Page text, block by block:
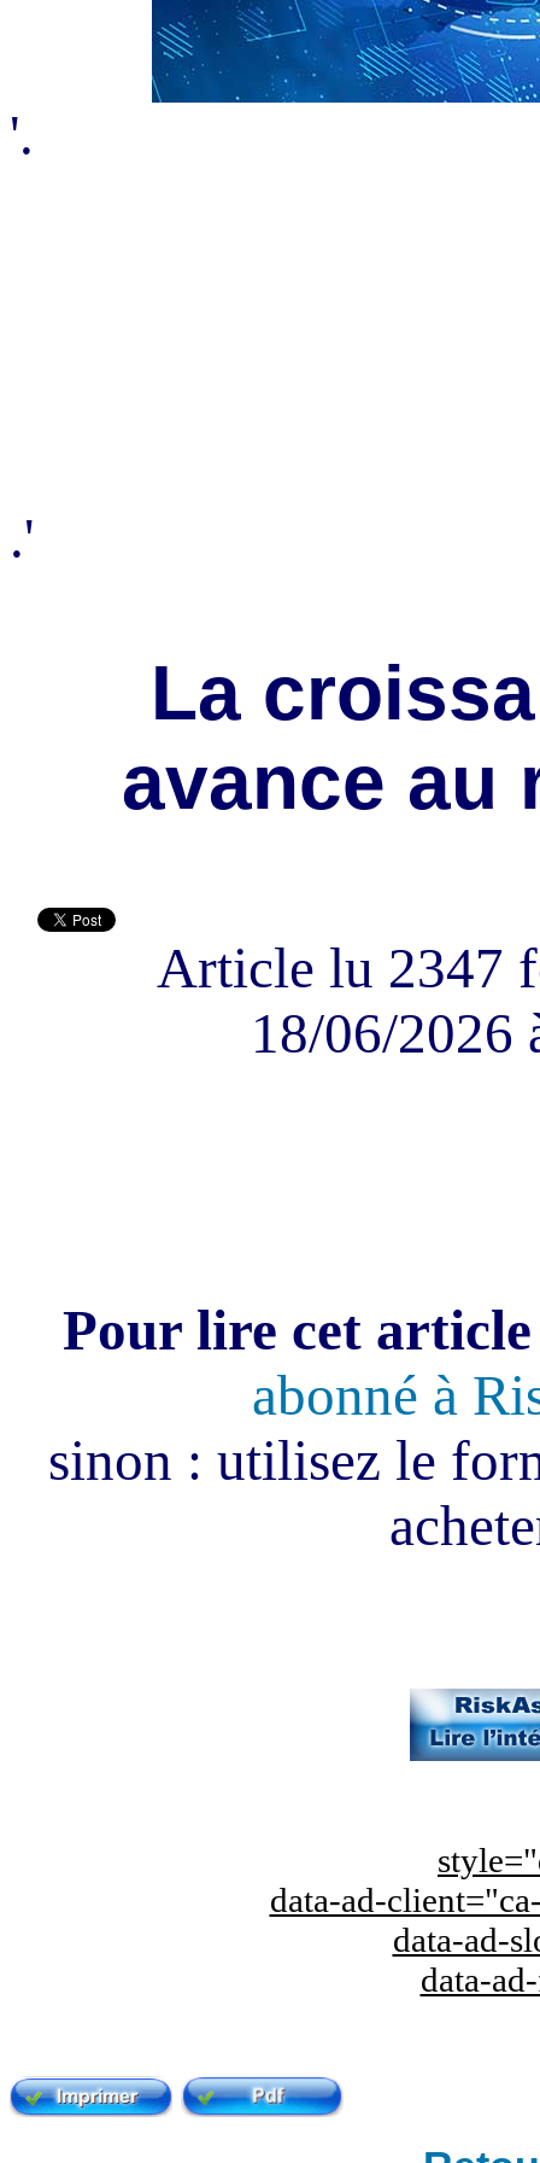
'.
.'
La
avance au
Article lu 2347
18/06/2026
Pour lire cet
abonné à
sinon : utilisez le
data-ad-
data-ad-
data-